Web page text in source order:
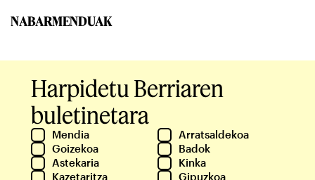
NABARMENDUAK
Harpidetu Berriaren
buletinetara
Mendia
Arratsaldekoa
Goizekoa
Badok
Astekaria
Kinka
Kazetaritza
Gipuzkoa